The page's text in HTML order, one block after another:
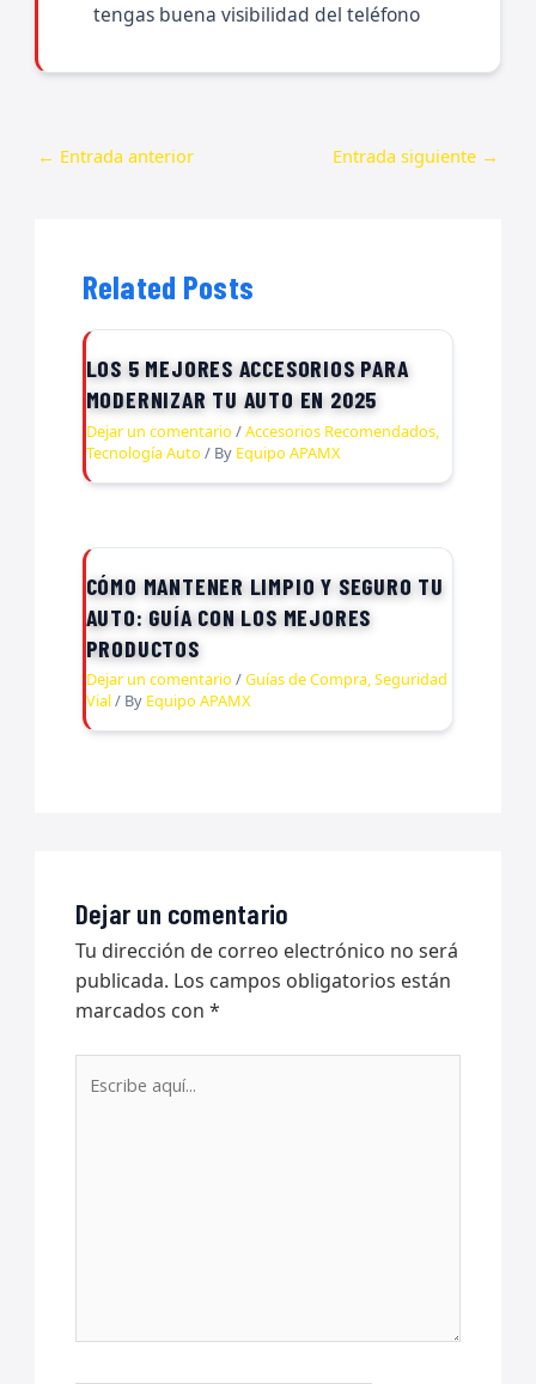
tengas buena visibilidad del teléfono
← Entrada anterior Entrada siguiente →
Related Posts
LOS 5 MEJORES ACCESORIOS PARA
MODERNIZAR TU AUTO EN 2025
Dejar un comentario /Accesorios Recomendados,
Tecnología Auto / By Equipo APAMX
CÓMO MANTENER LIMPIO Y SEGURO TU
AUTO: GUÍA CON LOS MEJORES
PRODUCTOS
Dejar un comentario /Guías de Compra,Seguridad
Vial/ By Equipo APAMX
Dejar un comentario
Tu dirección de correo electrónico no será
publicada. Los campos obligatorios están
marcados con *
aquí...